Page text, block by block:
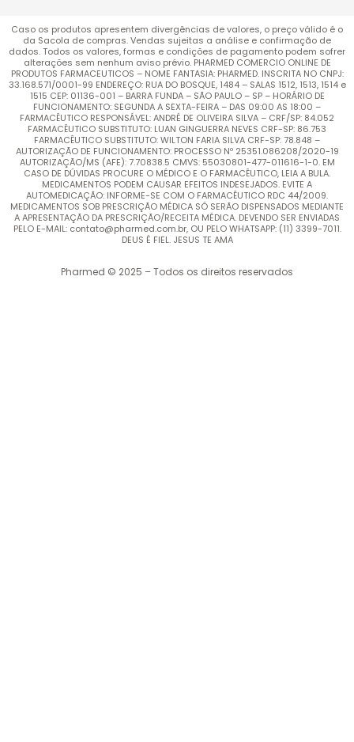
Caso os produtos apresentem divergências de valores, o preço válido é o
da Sacola de compras. Vendas sujeitas a análise e confirmação de
dados. Todos os valores, formas e condições de pagamento podem sofrer
alterações sem nenhum aviso prévio. PHARMED COMERCIO ONLINE DE
PRODUTOS FARMACEUTICOS – NOME FANTASIA: PHARMED. INSCRITA NO CNPJ:
33.168.571/0001-99 ENDEREÇO: RUA DO BOSQUE, 1484 – SALAS 1512, 1513, 1514 e
1515 CEP: 01136-001 – BARRA FUNDA – SÃO PAULO – SP – HORÁRIO DE
FUNCIONAMENTO: SEGUNDA A SEXTA-FEIRA – DAS 09:00 AS 18:00 –
FARMACÊUTICO RESPONSÁVEL: ANDRÉ DE OLIVEIRA SILVA – CRF/SP: 84.052
FARMACÊUTICO SUBSTITUTO: LUAN GINGUERRA NEVES CRF-SP: 86.753
FARMACÊUTICO SUBSTITUTO: WILTON FARIA SILVA CRF-SP: 78.848 –
AUTORIZAÇÃO DE FUNCIONAMENTO: PROCESSO Nº 25351.086208/2020-19
AUTORIZAÇÃO/MS (AFE): 7.70838.5 CMVS: 55030801-477-011616-1-0. EM
CASO DE DÚVIDAS PROCURE O MÉDICO E O FARMACÊUTICO, LEIA A BULA.
MEDICAMENTOS PODEM CAUSAR EFEITOS INDESEJADOS. EVITE A
AUTOMEDICAÇÃO: INFORME-SE COM O FARMACÊUTICO RDC 44/2009.
MEDICAMENTOS SOB PRESCRIÇÃO MÉDICA SÓ SERÃO DISPENSADOS MEDIANTE
A APRESENTAÇÃO DA PRESCRIÇÃO/RECEITA MÉDICA. DEVENDO SER ENVIADAS
PELO E-MAIL: contato@pharmed.com.br, OU PELO WHATSAPP: (11) 3399-7011.
DEUS É FIEL. JESUS TE AMA
Pharmed © 2025 – Todos os direitos reservados